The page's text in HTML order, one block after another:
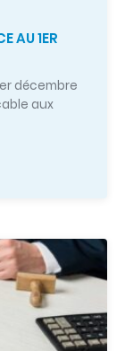
AU 1ER
décembre
aux